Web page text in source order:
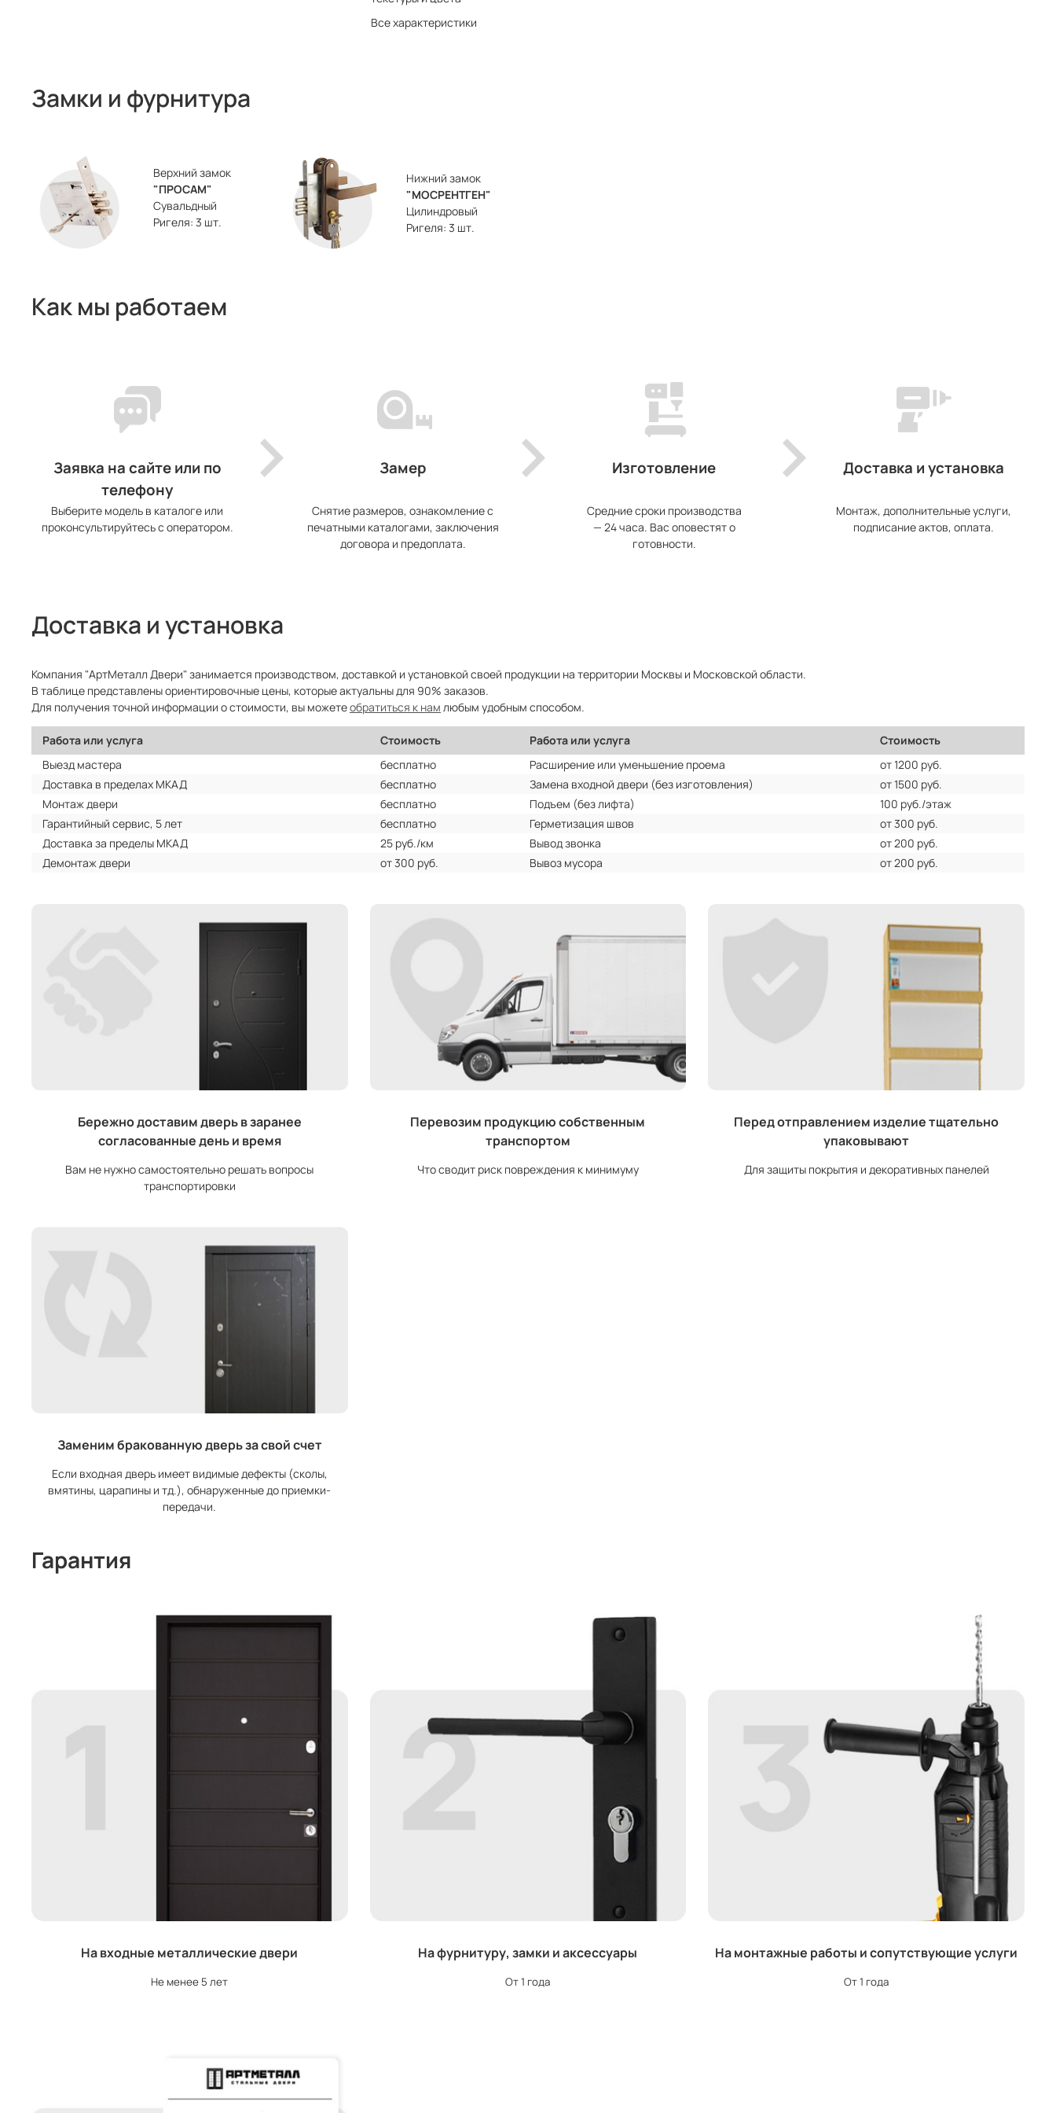
Все характеристики
Замки и фурнитура
Верхний замок
"ПРОСАМ"
Сувальдный
Ригеля: 3 шт.
Нижний замок
"МОСРЕНТГЕН"
Цилиндровый
Ригеля: 3 шт.
Как мы работаем
Заявка на сайте или по
телефону
Замер Изготовление Доставка и установка
Выберите модель в каталоге или
проконсультируйтесь с оператором.
Снятие размеров, ознакомление с
печатными каталогами, заключения
договора и предоплата.
Средние сроки производства
— 24 часа. Вас оповестят о
готовности.
Монтаж, дополнительные услуги,
подписание актов, оплата.
Доставка и установка
Компания "АртМеталл Двери" занимается производством, доставкой и установкой своей продукции на территории Москвы и Московской области.
В таблице представлены ориентировочные цены, которые актуальны для 90% заказов.
Для получения точной информации о стоимости, вы можетеобратиться к нам любым удобным способом.
Работа или услуга Стоимость Работа или услуга
Стоимость
Выезд мастера
бесплатно Расширение или уменьшение проема
от 1200 руб.
Доставка в пределах МКАД
бесплатно Замена входной двери (без изготовления)
от 1500 руб.
Монтаж двери
бесплатно Подъем (без лифта)
100 руб./этаж
Гарантийный сервис, 5 лет
бесплатно Герметизация швов
от 300 руб.
Доставка за пределы МКАД
25 руб./км Вывод звонка
от 200 руб.
Демонтаж двери
от 300 руб. Вывоз мусора от 200 руб.
Бережно доставим дверь в заранее
согласованные день и время
Вам не нужно самостоятельно решать вопросы
транспортировки
Перевозим продукцию собственным
транспортом
Что сводит риск повреждения к минимуму
Перед отправлением изделие тщательно
упаковывают
Для защиты покрытия и декоративных панелей
Заменим бракованную дверь за свой счет
Если входная дверь имеет видимые дефекты (сколы,
вмятины, царапины и тд.), обнаруженные до приемки-
передачи.
Гарантия
На входные металлические двери
Не менее 5 лет
На фурнитуру, замки и аксессуары
От 1 года
На монтажные работы и сопутствующие услуги
От 1 года